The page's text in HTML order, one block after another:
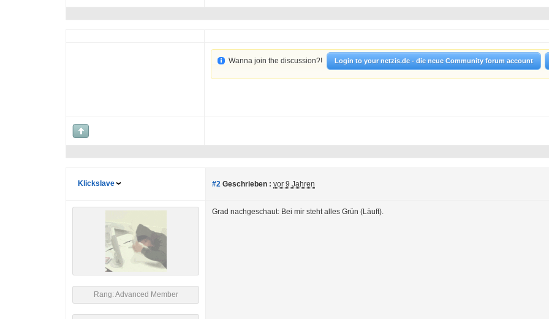
Wanna join the discussion?! Login to your netzis.de - die neue Community forum account
Klickslave #2 Geschrieben : vor 9 Jahren
Rang: Advanced Member
Grad nachgeschaut: Bei mir steht alles Grün (Läuft).